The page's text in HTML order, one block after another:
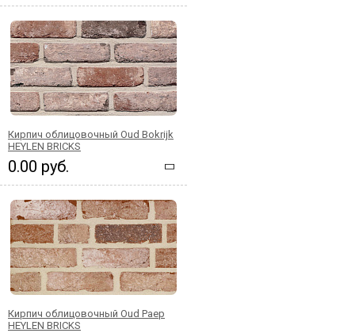
Кирпич облицовочный Oud Bokrijk
HEYLEN BRICKS
0.00 руб.
Кирпич облицовочный Oud Paep
HEYLEN BRICKS